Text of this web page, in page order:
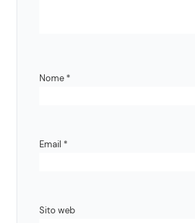
Nome *
Email *
Sito web